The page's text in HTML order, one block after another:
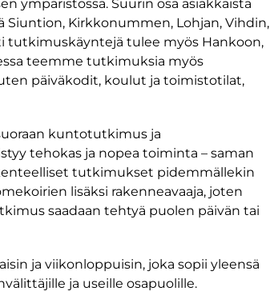
ympäristössä. Suurin osa asiakkaista
Siuntion, Kirkkonummen, Lohjan, Vihdin,
tutkimuskäyntejä tulee myös Hankoon,
teemme tutkimuksia myös
päiväkodit, koulut ja toimistotilat,
kuntotutkimus ja
tehokas ja nopea toiminta – saman
tutkimukset pidemmällekin
lisäksi rakenneavaaja, joten
saadaan tehtyä puolen päivän tai
ja viikonloppuisin, joka sopii yleensä
ja useille osapuolille.